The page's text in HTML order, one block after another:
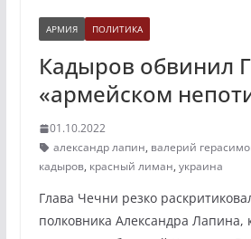
АРМИЯ ПОЛИТИКА
Кадыров обвинил
«армейском
01.10.2022
александр лапин, валерий
кадыров, красный лиман, украина
Глава Чечни резко
полковника Александра Лапина,